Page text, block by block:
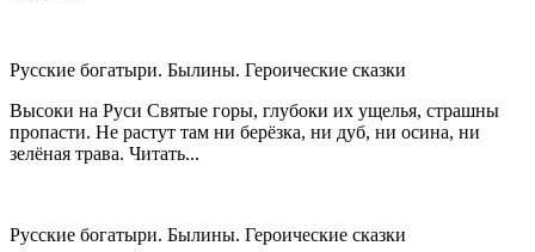
Русские богатыри. Былины. Героические сказки
Высоки на Руси Святые горы, глубоки их ущелья, страшны
пропасти. Не растут там ни берёзка, ни дуб, ни осина, ни
зелёная трава. Читать...
Русские богатыри. Былины. Героические сказки